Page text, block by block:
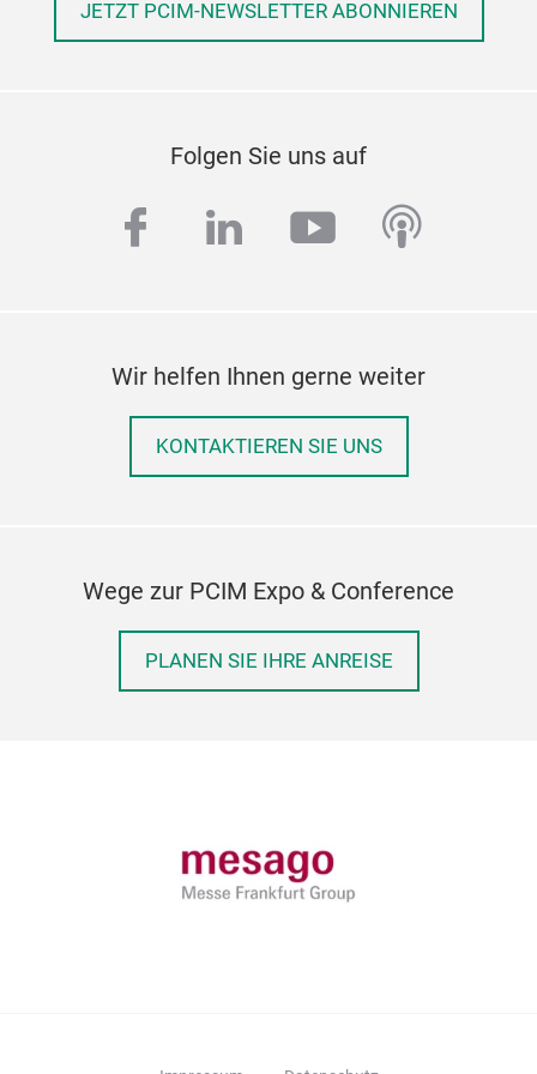
JETZT PCIM-NEWSLETTER ABONNIEREN
Folgen Sie uns auf
facebook
linkedinyoutube
Wir helfen Ihnen gerne weiter
KONTAKTIEREN SIE UNS
Wege zur PCIM Expo & Conference
PLANEN SIE IHRE ANREISE